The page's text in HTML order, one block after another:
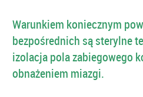
Warunkiem koniecznym
bezpośrednich są sterylne
izolacja pola zabiegowego
obnażeniem miazgi.